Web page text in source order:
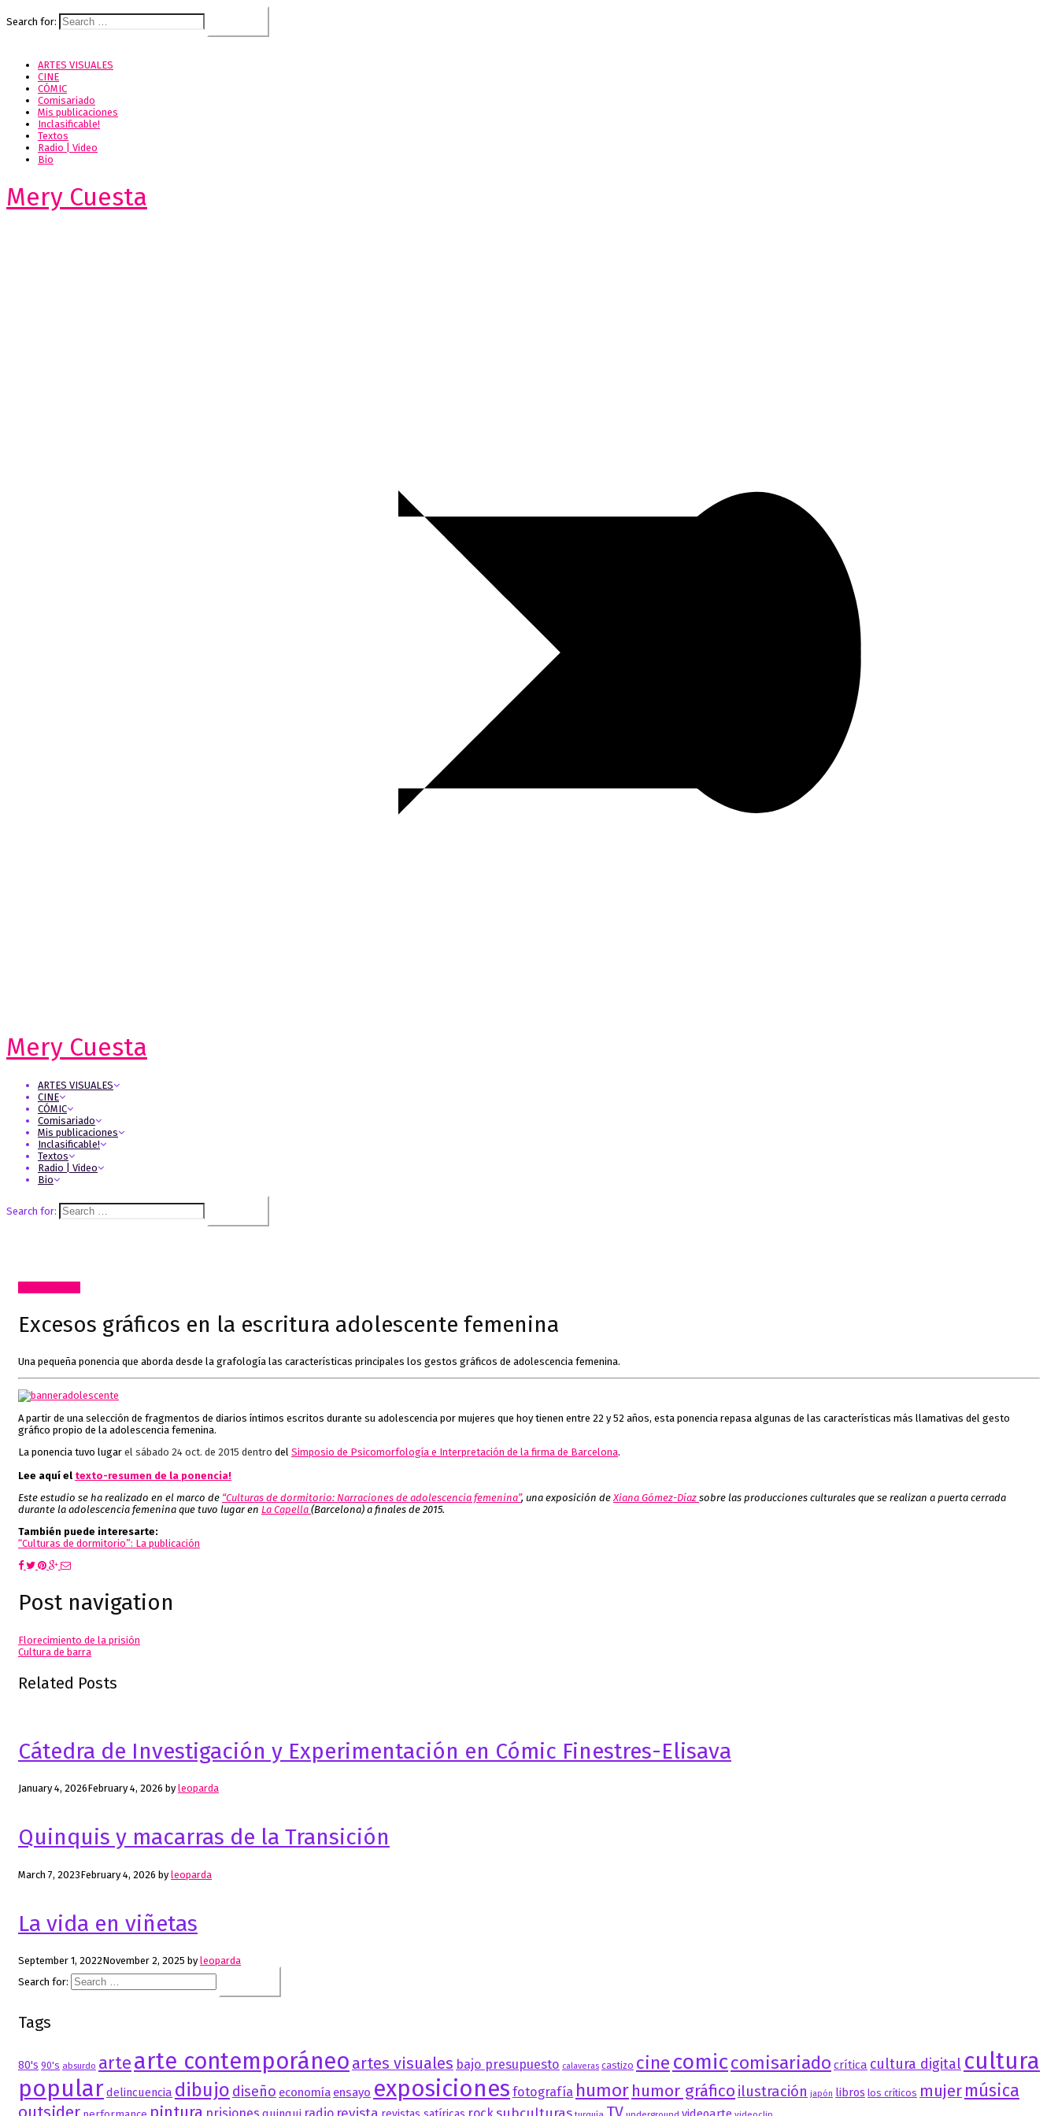
Search for:
ARTES VISUALES
CINE
CÓMIC
Comisariado
Mis publicaciones
Inclasificable!
Textos
Radio | Video
Bio
Mery Cuesta
Mery Cuesta
ARTES VISUALES
CINE
CÓMIC
Comisariado
Mis publicaciones
Inclasificable!
Textos
Radio | Video
Bio
Search for:
Excesos gráficos en la escritura adolescente femenina
Una pequeña ponencia que aborda desde la grafología las características principales los gestos gráficos de adolescencia femenina.
A partir de una selección de fragmentos de diarios íntimos escritos durante su adolescencia por mujeres que hoy tienen entre 22 y 52 años, esta ponencia repasa algunas de las características más llamativas del gesto
gráfico propio de la adolescencia femenina.
La ponencia tuvo lugar el sábado 24 oct. de 2015 dentro del Simposio de Psicomorfología e Interpretación de la firma de Barcelona.
Lee aquí el texto-resumen de la ponencia!
Este estudio se ha realizado en el marco de “Culturas de dormitorio: Narraciones de adolescencia femenina”, una exposición deXiana Gómez-Díaz sobre las producciones culturales que se realizan a puerta cerrada
durante la adolescencia femenina que tuvo lugar en La Capella (Barcelona) a finales de 2015.
También puede interesarte:
“Culturas de dormitorio”: La publicación
Post navigation
Florecimiento de la prisión
Cultura de barra
Related Posts
Cátedra de Investigación y Experimentación en Cómic Finestres-Elisava
January 4, 2026February 4, 2026 byleoparda
Quinquis y macarras de la Transición
March 7, 2023February 4, 2026 byleoparda
La vida en viñetas
September 1, 2022November 2, 2025 byleoparda
Search for:
Tags
80's 90's absurdo artearte contemporáneo artes visuales bajo presupuesto calaveras castizo cine comiccomisariado crítica cultura digital cultura
populardelincuencia dibujo diseño economía ensayo exposiciones fotografía humor humor gráfico ilustración japón libros los críticos mujer música
outsider pintura